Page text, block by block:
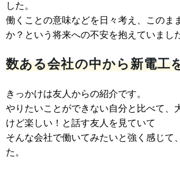
した。
働くことの意味などを日々考え、このま
か？という将来への不安を抱えていまし
数ある会社の中から新電工
きっかけは友人からの紹介です。
やりたいことができない自分と比べて、
けど楽しい！と話す友人を見ていて
そんな会社で働いてみたいと強く感じて
た。